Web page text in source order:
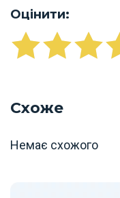
Оцінити:
Схоже
Немає схожого